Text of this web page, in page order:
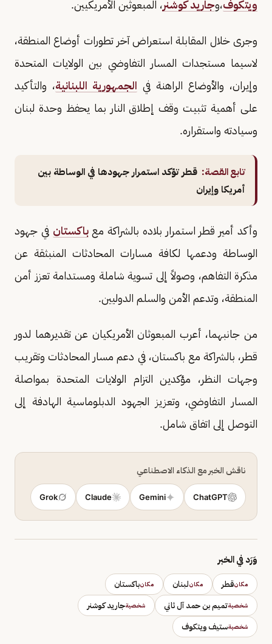
ويتكوف،وجاريد كوشنر، المبعوثين الأمريكيين.
وجرى خلال المقابلة استعراض آخر تطورات أوضاع المنطقة،
لاسيما مستجدات المسار التفاوضي بين الولايات المتحدة
وإيران، والأوضاع الراهنة في الجمهورية اللبنانية، والتأكيد
على أهمية تثبيت وقف إطلاق النار بما يحفظ وحدة لبنان
وسيادته واستقراره.
تابع القصة: قطر تؤكد استمرار جهودها في الوساطة بين
أمريكا وإيران
وأكد أمير قطر استمرار بلاده بالشراكة معباكستان في جهود
الوساطة ودعمها لكافة مسارات المحادثات المنبثقة عن
مذكرة التفاهم، وصولاً إلى تسوية شاملة ومستدامة تعزز أمن
المنطقة، وتدعم الأمن والسلم الدوليين.
من جانبهما، أعرب المبعوثان الأمريكيان عن تقديرهما لدور
قطر، بالشراكة مع باكستان، في دعم مسار المحادثات وتقريب
وجهات النظر، مؤكدين التزام الولايات المتحدة بمواصلة
المسار التفاوضي، وتعزيز الجهود الدبلوماسية الهادفة إلى
التوصل إلى اتفاق شامل.
ناقش الخبر مع الذكاء الاصطناعي
ChatGPT
Gemini
Claude
Grok
وَرَد في الخبر
مكانقطر مكانلبنان مكانباكستان
شخصيةتميم بن حمد آل ثاني شخصيةجاريد كوشنر
شخصيةستيف ويتكوف